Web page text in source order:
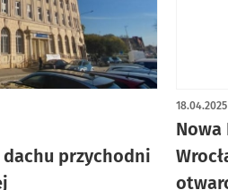
przychodni
Nowa
18.04.2025
artykuł